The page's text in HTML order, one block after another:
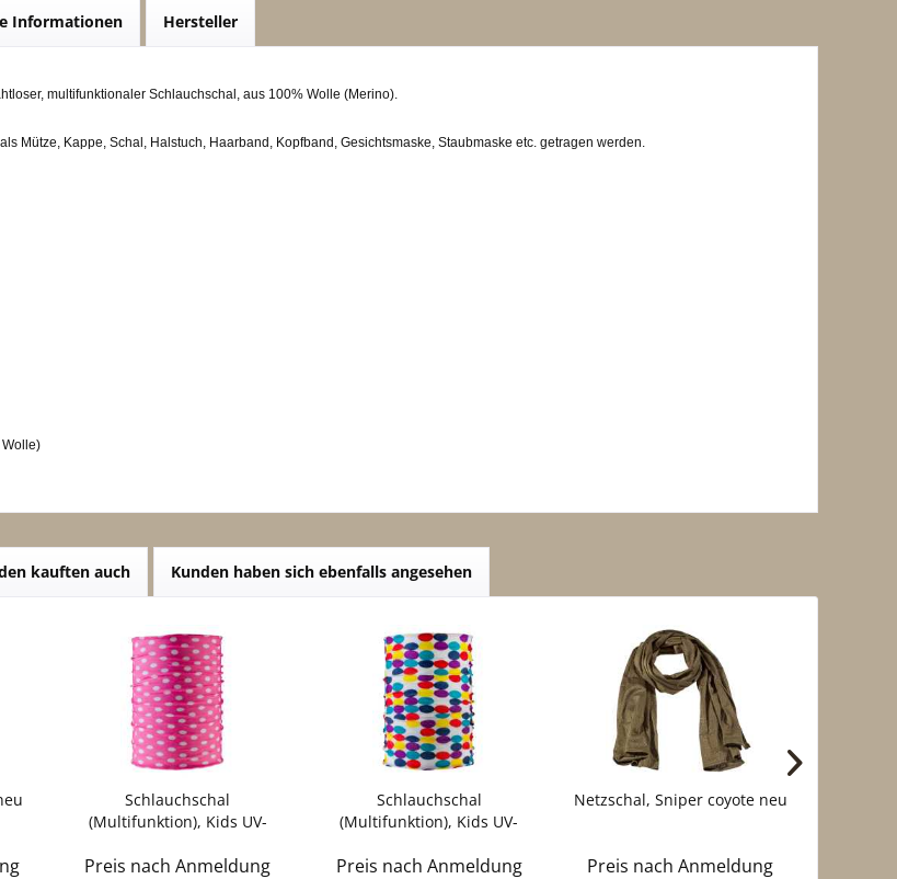
Informationen Hersteller
multifunktionaler Schlauchschal, aus 100% Wolle (Merino).
Mütze, Kappe, Schal, Halstuch, Haarband, Kopfband, Gesichtsmaske, Staubmaske etc. getragen werden.
kauften auch Kunden haben sich ebenfalls angesehen
Schlauchschal
(Multifunktion), Kids UV-
Preis nach Anmeldung
Schlauchschal
(Multifunktion), Kids UV-
Preis nach Anmeldung
Netzschal, Sniper coyote neu
Preis nach Anmeldung